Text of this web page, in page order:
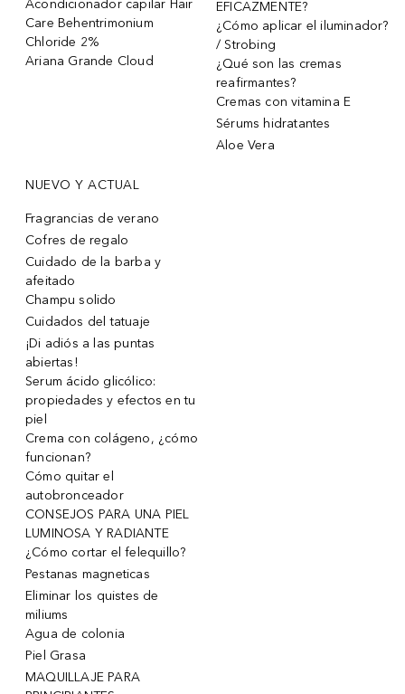
Acondicionador capilar Hair
Care Behentrimonium
Chloride 2%
Ariana Grande Cloud
EFICAZMENTE?
¿Cómo aplicar el iluminador?
/ Strobing
¿Qué son las cremas
reafirmantes?
Cremas con vitamina E
Sérums hidratantes
Aloe Vera
NUEVO Y ACTUAL
Fragrancias de verano
Cofres de regalo
Cuidado de la barba y
afeitado
Champu solido
Cuidados del tatuaje
¡Di adiós a las puntas
abiertas!
Serum ácido glicólico:
propiedades y efectos en tu
piel
Crema con colágeno, ¿cómo
funcionan?
Cómo quitar el
autobronceador
CONSEJOS PARA UNA PIEL
LUMINOSA Y RADIANTE
¿Cómo cortar el felequillo?
Pestanas magneticas
Eliminar los quistes de
miliums
Agua de colonia
Piel Grasa
MAQUILLAJE PARA